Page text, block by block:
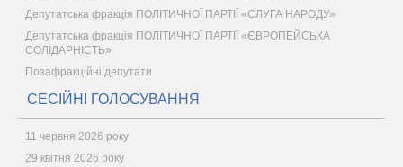
Депутатська фракція ПОЛІТИЧНОЇ ПАРТІЇ «СЛУГА НАРОДУ»
Депутатська фракція ПОЛІТИЧНОЇ ПАРТІЇ «ЄВРОПЕЙСЬКА
СОЛІДАРНІСТЬ»
Позафракційні депутати
СЕСІЙНІ ГОЛОСУВАННЯ
11 червня 2026 року
29 квітня 2026 року